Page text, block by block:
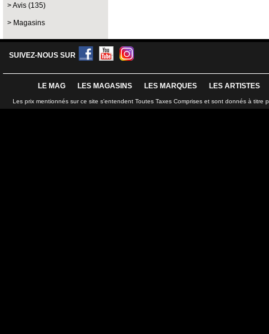
Avis (135)
Magasins
SUIVEZ-NOUS SUR
LE MAG LES MAGASINS LES MARQUES LES ARTISTES
Les prix mentionnés sur ce site s'entendent Toutes Taxes Comprises et sont donnés à